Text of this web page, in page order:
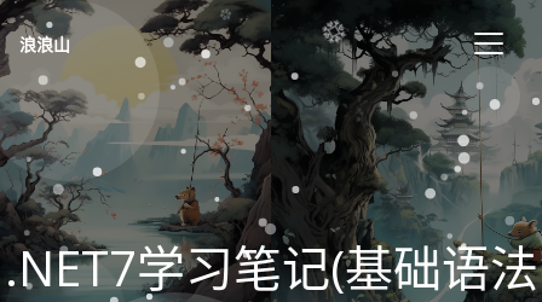
浪浪山
.NET7学习笔记(基础语法